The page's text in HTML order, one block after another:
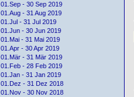
01.Sep - 30 Sep 2019
01.Aug - 31 Aug 2019
01.Jul - 31 Jul 2019
01.Jun - 30 Jun 2019
01.Mai - 31 Mai 2019
01.Apr - 30 Apr 2019
01.Mär - 31 Mär 2019
01.Feb - 28 Feb 2019
01.Jan - 31 Jan 2019
01.Dez - 31 Dez 2018
01.Nov - 30 Nov 2018